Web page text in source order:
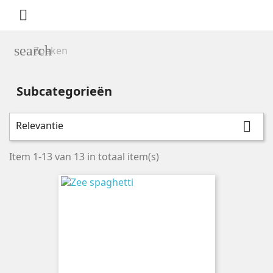

search
Prijs
Subcategorieën
Relevantie 
Item 1-13 van 13 in totaal item(s)